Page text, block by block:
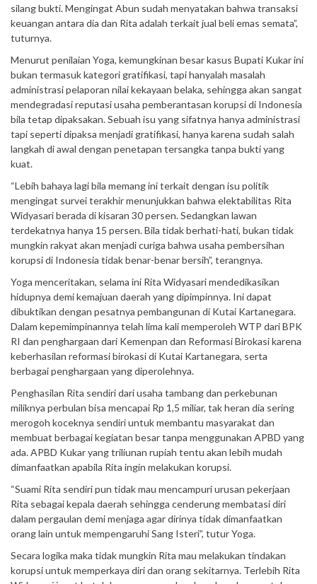
silang bukti. Mengingat Abun sudah menyatakan bahwa transaksi
keuangan antara dia dan Rita adalah terkait jual beli emas semata”,
tuturnya.
Menurut penilaian Yoga, kemungkinan besar kasus Bupati Kukar ini
bukan termasuk kategori gratifikasi, tapi hanyalah masalah
administrasi pelaporan nilai kekayaan belaka, sehingga akan sangat
mendegradasi reputasi usaha pemberantasan korupsi di Indonesia
bila tetap dipaksakan. Sebuah isu yang sifatnya hanya administrasi
tapi seperti dipaksa menjadi gratifikasi, hanya karena sudah salah
langkah di awal dengan penetapan tersangka tanpa bukti yang
kuat.
“Lebih bahaya lagi bila memang ini terkait dengan isu politik
mengingat survei terakhir menunjukkan bahwa elektabilitas Rita
Widyasari berada di kisaran 30 persen. Sedangkan lawan
terdekatnya hanya 15 persen. Bila tidak berhati-hati, bukan tidak
mungkin rakyat akan menjadi curiga bahwa usaha pembersihan
korupsi di Indonesia tidak benar-benar bersih”, terangnya.
Yoga menceritakan, selama ini Rita Widyasari mendedikasikan
hidupnya demi kemajuan daerah yang dipimpinnya. Ini dapat
dibuktikan dengan pesatnya pembangunan di Kutai Kartanegara.
Dalam kepemimpinannya telah lima kali memperoleh WTP dari BPK
RI dan penghargaan dari Kemenpan dan Reformasi Birokasi karena
keberhasilan reformasi birokasi di Kutai Kartanegara, serta
berbagai penghargaan yang diperolehnya.
Penghasilan Rita sendiri dari usaha tambang dan perkebunan
miliknya perbulan bisa mencapai Rp 1,5 miliar, tak heran dia sering
merogoh koceknya sendiri untuk membantu masyarakat dan
membuat berbagai kegiatan besar tanpa menggunakan APBD yang
ada. APBD Kukar yang triliunan rupiah tentu akan lebih mudah
dimanfaatkan apabila Rita ingin melakukan korupsi.
“Suami Rita sendiri pun tidak mau mencampuri urusan pekerjaan
Rita sebagai kepala daerah sehingga cenderung membatasi diri
dalam pergaulan demi menjaga agar dirinya tidak dimanfaatkan
orang lain untuk mempengaruhi Sang Isteri”, tutur Yoga.
Secara logika maka tidak mungkin Rita mau melakukan tindakan
korupsi untuk memperkaya diri dan orang sekitarnya. Terlebih Rita